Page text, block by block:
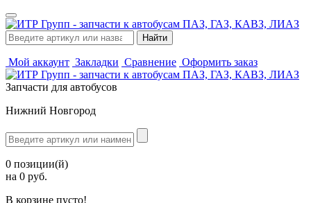
Мой аккаунт Закладки Сравнение Оформить заказ
Запчасти для автобусов
Нижний Новгород
0 позиции(й)
на 0 руб.
В корзине пусто!